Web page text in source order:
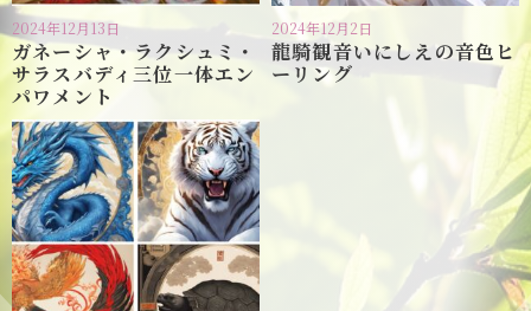
2024年12月13日
ガネーシャ・ラクシュミ・
サラスバディ三位一体エン
パワメント
2024年12月2日
龍騎観音いにしえの音色ヒ
ーリング